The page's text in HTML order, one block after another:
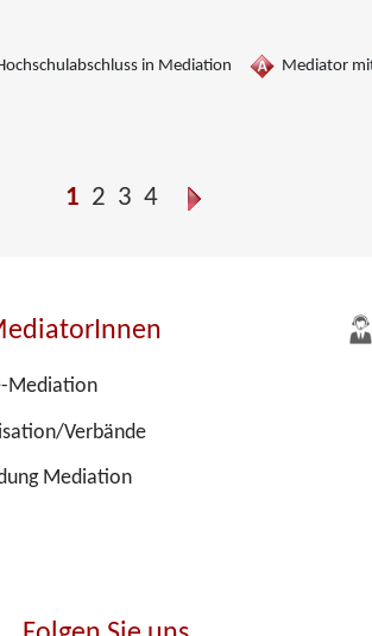
in Mediation
Mediator
1 2 3 4
Mediation
Verbände
Mediation